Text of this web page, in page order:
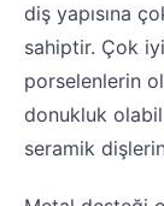
diş yapısına
sahiptir. Çok
porselenlerin
donukluk
seramik